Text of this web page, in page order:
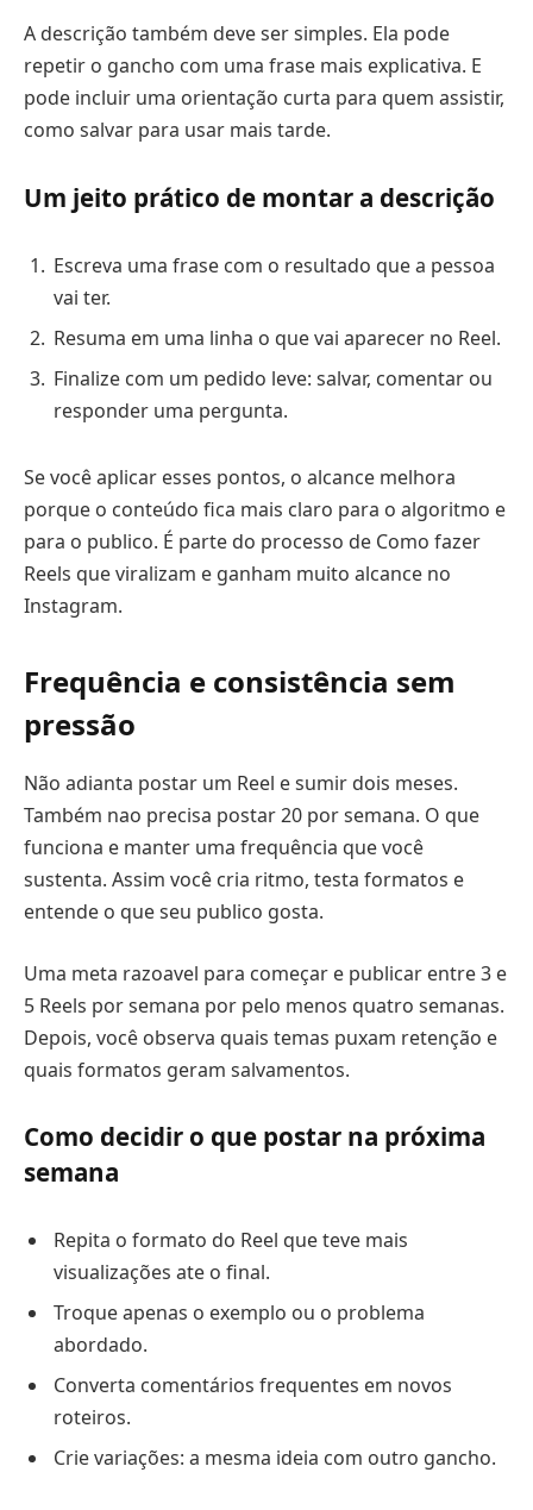
A descrição também deve ser simples. Ela pode
repetir o gancho com uma frase mais explicativa. E
pode incluir uma orientação curta para quem assistir,
como salvar para usar mais tarde.
Um jeito prático de montar a descrição
Escreva uma frase com o resultado que a pessoa
vai ter.
Resuma em uma linha o que vai aparecer no Reel.
Finalize com um pedido leve: salvar, comentar ou
responder uma pergunta.
Se você aplicar esses pontos, o alcance melhora
porque o conteúdo fica mais claro para o algoritmo e
para o publico. É parte do processo de Como fazer
Reels que viralizam e ganham muito alcance no
Instagram.
Frequência e consistência sem
pressão
Não adianta postar um Reel e sumir dois meses.
Também nao precisa postar 20 por semana. O que
funciona e manter uma frequência que você
sustenta. Assim você cria ritmo, testa formatos e
entende o que seu publico gosta.
Uma meta razoavel para começar e publicar entre 3 e
5 Reels por semana por pelo menos quatro semanas.
Depois, você observa quais temas puxam retenção e
quais formatos geram salvamentos.
Como decidir o que postar na próxima
semana
Repita o formato do Reel que teve mais
visualizações ate o final.
Troque apenas o exemplo ou o problema
abordado.
Converta comentários frequentes em novos
roteiros.
Crie variações: a mesma ideia com outro gancho.